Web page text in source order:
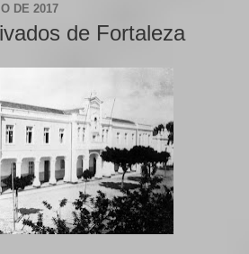
DE 2017
de Fortaleza